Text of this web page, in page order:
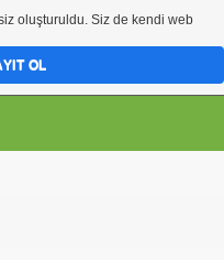
oluşturuldu. Siz de kendi web
OL